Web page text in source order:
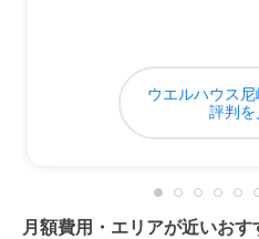
ウエルハウス尼
評判を
月額費用・エリアが近いおす